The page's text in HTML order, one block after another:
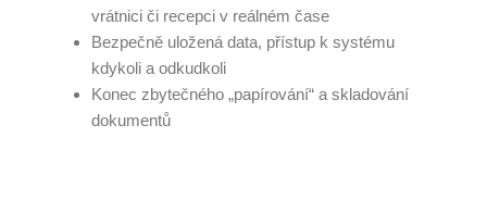
Rady a tipy
vrátnici či recepci v reálném čase
Bezpečně uložená data, přístup k systému
kdykoli a odkudkoli
Konec zbytečného „papírování“ a skladování
dokumentů